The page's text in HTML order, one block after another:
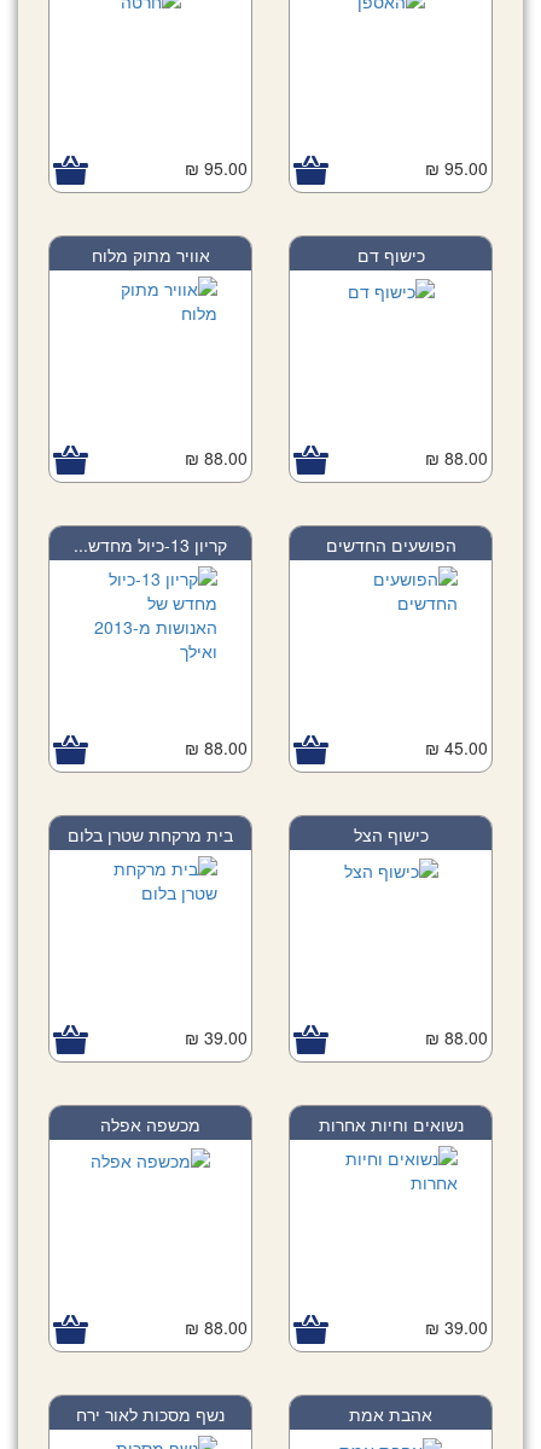
95.00 ₪
95.00 ₪
כישוף דם
88.00 ₪
אוויר מתוק מלוח
88.00 ₪
הפושעים החדשים
45.00 ₪
קריון 13-כיול מחדש...
88.00 ₪
כישוף הצל
88.00 ₪
בית מרקחת שטרן בלום
39.00 ₪
נשואים וחיות אחרות
39.00 ₪
מכשפה אפלה
88.00 ₪
אהבת אמת נשף מסכות לאור ירח